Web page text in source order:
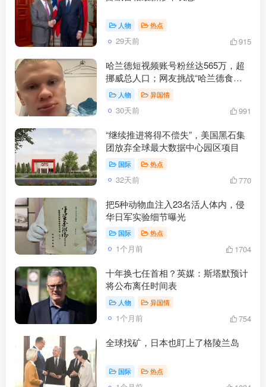
人物 热点
29天前 915
哈兰德短视频账号粉丝达565万，超
挪威总人口；网友挑战“哈兰德食
谱”，医生提醒：其饮食模式完全不适
合普通人
人物 异国情
30天前 991
“继续推进将得不偿失”，美国黑石集
团放弃全球最大数据中心园区项目
国际 热点
32天前 770
把5种动物血注入23名活人体内，侵
华日军实验细节曝光
国际 热点
1个月前 1704
十年换七任首相？英媒：斯塔默预计
将公布离任时间表
人物 异国情
1个月前 754
全球找矿，日本也盯上了格陵兰岛
国际 热点